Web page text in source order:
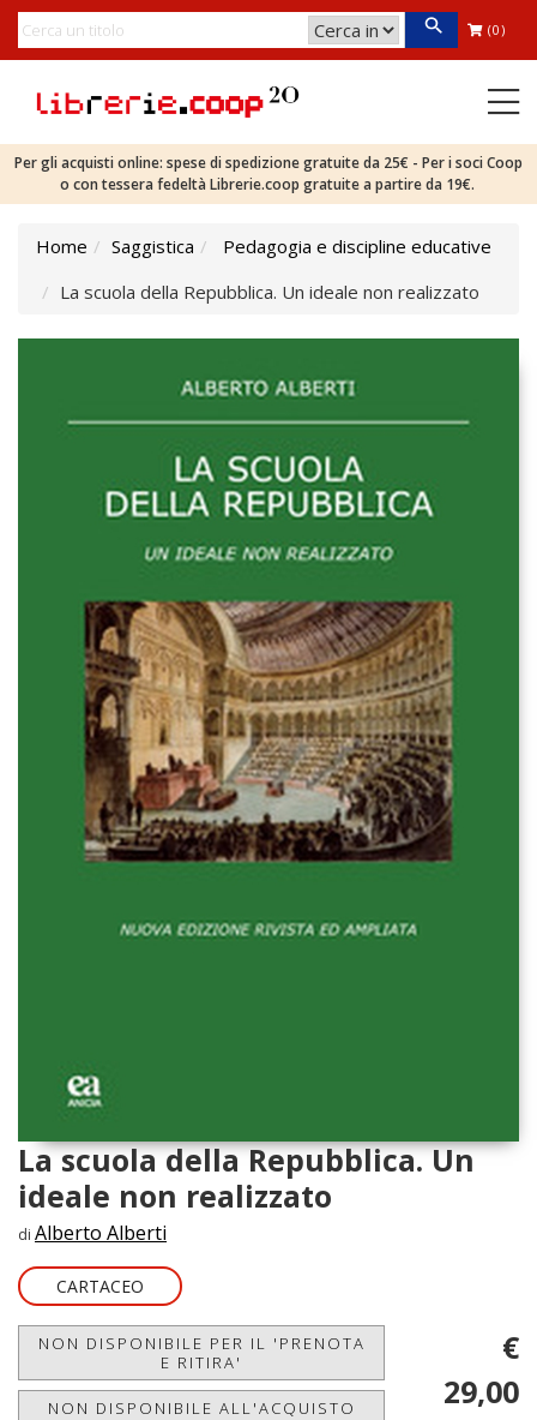
(0)
Per gli acquisti online: spese di spedizione gratuite da 25€ - Per i soci Coop
o con tessera fedeltà Librerie.coop gratuite a partire da 19€.
Home Saggistica
Pedagogia e discipline educative
La scuola della Repubblica. Un ideale non realizzato
La scuola della Repubblica. Un
ideale non realizzato
di Alberto Alberti
CARTACEO
NON DISPONIBILE PER IL 'PRENOTA
E RITIRA'
NON DISPONIBILE ALL'ACQUISTO
€
29,00